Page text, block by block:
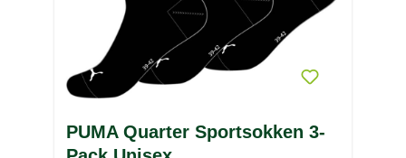
PUMA Quarter Sportsokken 3-